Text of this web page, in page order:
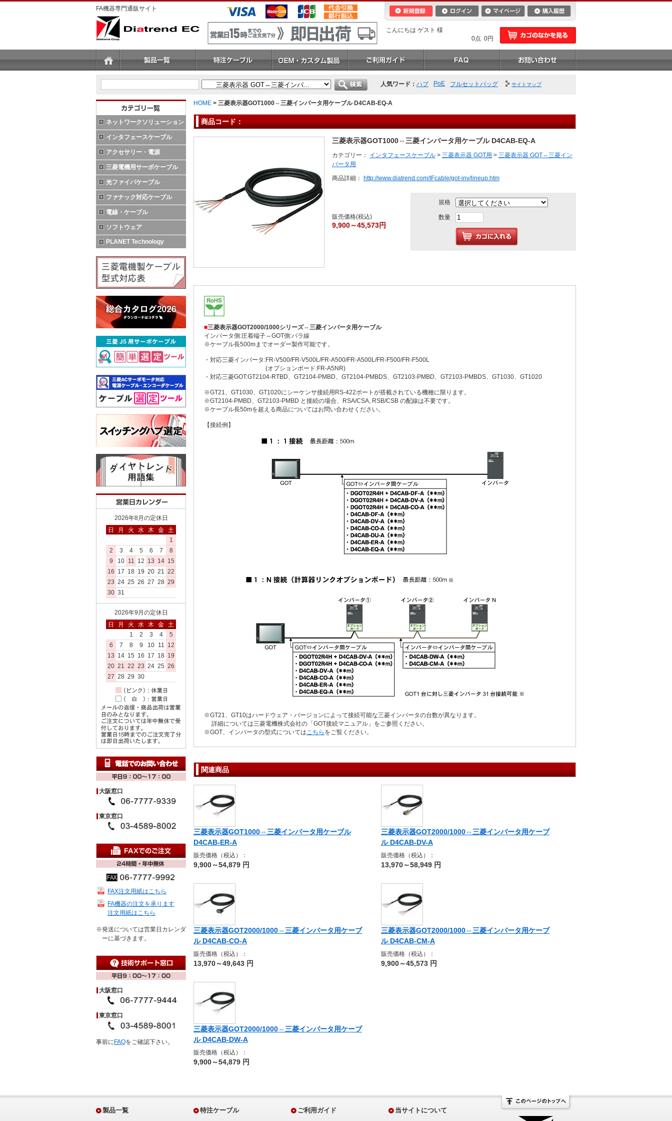
FA機器専門通販サイト
こんにちは ゲスト 様
0点 0円
人気ワード： ハブ PoE フルセットバッグ サイトマップ
ネットワークソリューション
インタフェースケーブル
アクセサリー・電源
三菱電機用サーボケーブル
光ファイバケーブル
ファナック対応ケーブル
電線・ケーブル
ソフトウェア
PLANET Technology
2026年8月の定休日
日
月 火 水 木 金 土
1
2
3 4 5 6 7
8
9
10 11 12 13 14 15
16 17 18 19 20 21 22
23 24 25 26 27 28 29
30 31
2026年9月の定休日
日
月 火 水 木 金 土
1
2 3 4
5
6
7 8 9 10 11 12
13 14 15 16 17 18 19
20 21 22 23 24 25 26
27 28 29 30
大阪窓口
東京窓口
FAX注文用紙はこちら
FA機器の注文を承ります
注文用紙はこちら
※発送については営業日カレンダ
ーに基づきます。
大阪窓口
東京窓口
事前に FAQをご確認下さい。
HOME > 三菱表示器GOT1000⇔三菱インバータ用ケーブル D4CAB-EQ-A
商品コード：
三菱表示器GOT1000⇔三菱インバータ用ケーブル D4CAB-EQ-A
カテゴリー： インタフェースケーブル > 三菱表示器 GOT用 > 三菱表示器 GOT⇔三菱イン
バータ用
商品詳細： http://www.diatrend.com/IFcable/got-inv/lineup.htm
販売価格(税込)
9,900～45,573円
規格
数量
■三菱表示器GOT2000/1000シリーズ⇔三菱インバータ用ケーブル
インバータ側:圧着端子⇔GOT側:バラ線
※ケーブル長500mまでオーダー製作可能です。
・対応三菱インバータ:FR-V500/FR-V500L/FR-A500/FR-A500L/FR-F500/FR-F500L
(オプションボード:FR-A5NR)
・対応三菱GOT:GT2104-RTBD、GT2104-PMBD、GT2104-PMBDS、GT2103-PMBD、GT2103-PMBDS、GT1030、GT1020
※GT21、GT1030、GT1020にシーケンサ接続用RS-422ポートが搭載されている機種に限ります。
※GT2104-PMBD、GT2103-PMBD と接続の場合、RSA/CSA, RSB/CSB の配線は不要です。
※ケーブル長50mを超える商品についてはお問い合わせください。
【接続例】
※GT21、GT10はハードウェア・バージョンによって接続可能な三菱インバータの台数が異なります。
詳細については三菱電機株式会社の「GOT接続マニュアル」をご参照ください。
※GOT、インバータの型式についてはこちら をご覧ください。
関連商品
三菱表示器GOT1000⇔三菱インバータ用ケーブル
D4CAB-ER-A
販売価格（税込）：
9,900～54,879 円
三菱表示器GOT2000/1000⇔三菱インバータ用ケーブ
ル D4CAB-DV-A
販売価格（税込）：
13,970～58,949 円
三菱表示器GOT2000/1000⇔三菱インバータ用ケーブ
ル D4CAB-CO-A
販売価格（税込）：
13,970～49,643 円
三菱表示器GOT2000/1000⇔三菱インバータ用ケーブ
ル D4CAB-CM-A
販売価格（税込）：
9,900～45,573 円
三菱表示器GOT2000/1000⇔三菱インバータ用ケーブ
ル D4CAB-DW-A
販売価格（税込）：
9,900～54,879 円
製品一覧 特注ケーブル ご利用ガイド 当サイトについて